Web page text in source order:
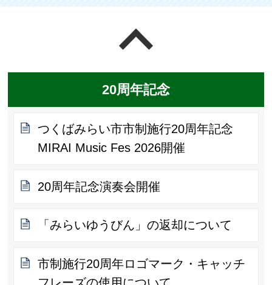
20周年記念
つくばみらい市市制施行20周年記念
MIRAI Music Fes 2026開催
20周年記念演奏会開催
「みらいゆうびん」の返却について
市制施行20周年ロゴマーク・キャッチ